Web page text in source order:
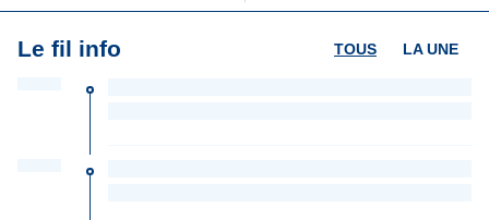
Le fil info LA UNE
TOUS